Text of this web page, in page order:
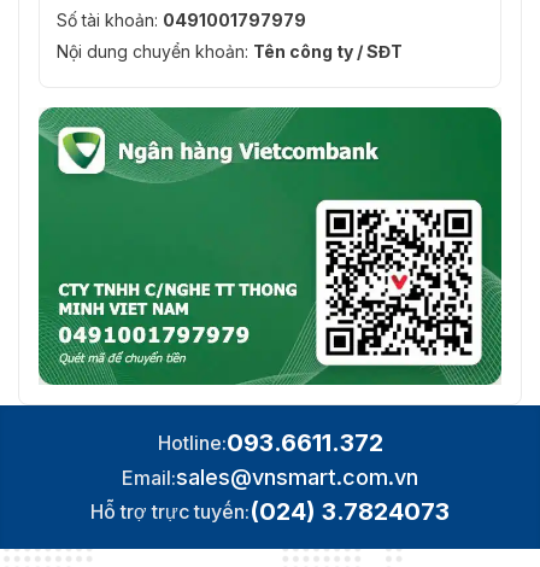
Số tài khoản: 0491001797979
Nội dung chuyển khoản: Tên công ty / SĐT
Hotline:093.6611.372
Email:sales@vnsmart.com.vn
Hỗ trợ trực tuyến:(024) 3.7824073